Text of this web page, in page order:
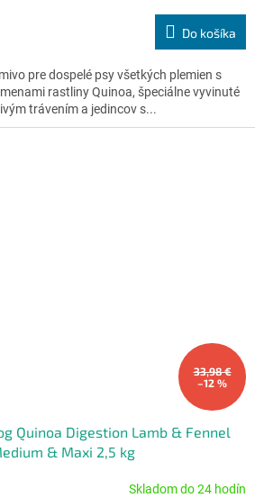
Do košíka
pre dospelé psy všetkých plemien s
rastliny Quinoa, špeciálne vyvinuté
trávením a jedincov s...
33,98 €
–12 %
Quinoa Digestion Lamb & Fennel
& Maxi 2,5 kg
Skladom do 24 hodín